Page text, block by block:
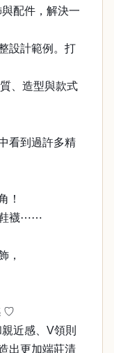
配件，解決一
設計範例。打
、造型與款式
看到過許多精
！
鞋襪⋯⋯
，
♡
近感、V領則
出更加端莊清